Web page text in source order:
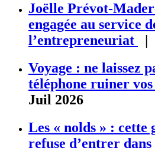
Joëlle Prévot-
engagée au service
l’entrepreneuriat
|
Voyage : ne laissez
téléphone ruiner vos
Juil 2026
Les « nolds » : cette
refuse d’entrer